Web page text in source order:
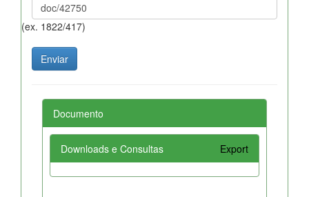
(ex. 1822/417)
Documento
Downloads e Consultas Export